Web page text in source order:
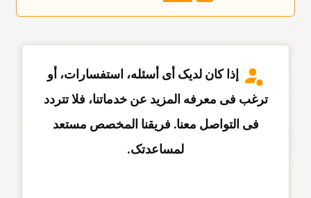
إذا کان لدیک أی أسئله، استفسارات، أو
ترغب فی معرفه المزید عن خدماتنا، فلا تتردد
فی التواصل معنا. فریقنا المخصص مستعد
لمساعدتک.